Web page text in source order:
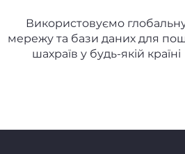
Використовуємо
мережу та бази даних для
шахраїв у будь-якій країні